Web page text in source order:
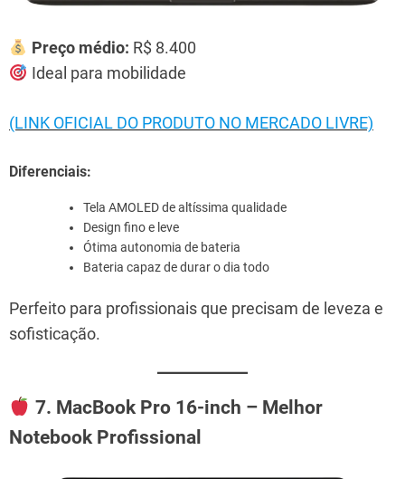
Preço médio: R$ 8.400
Ideal para mobilidade
(LINK OFICIAL DO PRODUTO NO MERCADO LIVRE)
Diferenciais:
Tela AMOLED de altíssima qualidade
Design fino e leve
Ótima autonomia de bateria
Bateria capaz de durar o dia todo
Perfeito para profissionais que precisam de leveza e
sofisticação.
7. MacBook Pro 16-inch – Melhor
Notebook Profissional